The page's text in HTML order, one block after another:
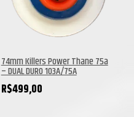
74mm Killers Power Thane 75a
– DUAL DURO 103A/75A
R$499,00